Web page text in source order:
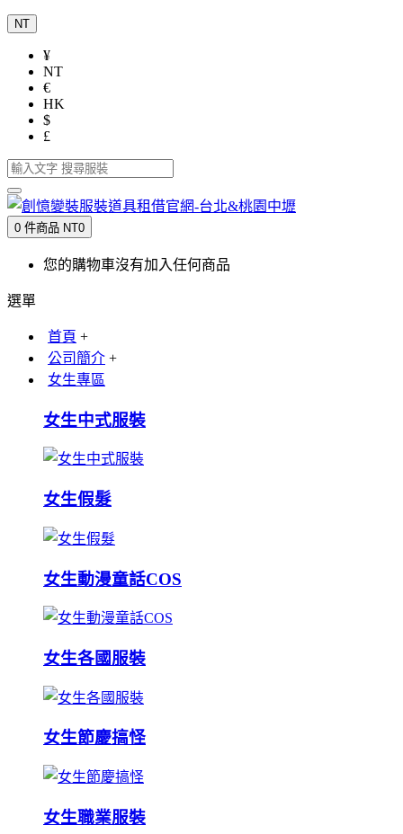
NT
¥
NT
€
HK
$
£
0 件商品 NT0
您的購物車沒有加入任何商品
選單
首頁 +
公司簡介 +
女生專區
女生中式服裝
女生假髮
女生動漫童話COS
女生各國服裝
女生節慶搞怪
女生職業服裝